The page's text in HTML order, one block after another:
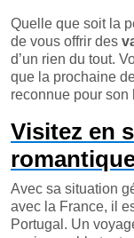
Quelle que soit la
de vous offrir des
d’un rien du tout.
que la prochaine
reconnue pour son
Visitez en
Avec sa situation
avec la France, il
Portugal. Un